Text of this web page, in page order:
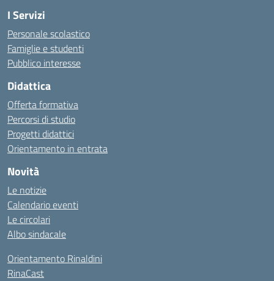
I Servizi
Personale scolastico
Famiglie e studenti
Pubblico interesse
Didattica
Offerta formativa
Percorsi di studio
Progetti didattici
Orientamento in entrata
Novità
Le notizie
Calendario eventi
Le circolari
Albo sindacale
Orientamento Rinaldini
RinaCast